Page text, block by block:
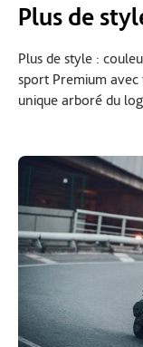
Plus de
Plus de style :
sport Premium avec
unique arboré du